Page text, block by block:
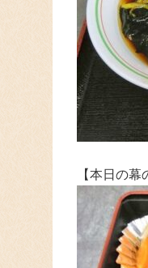
【本日の